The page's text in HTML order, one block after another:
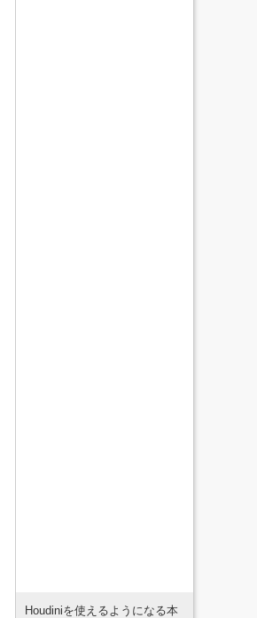
Houdiniを使えるようになる本